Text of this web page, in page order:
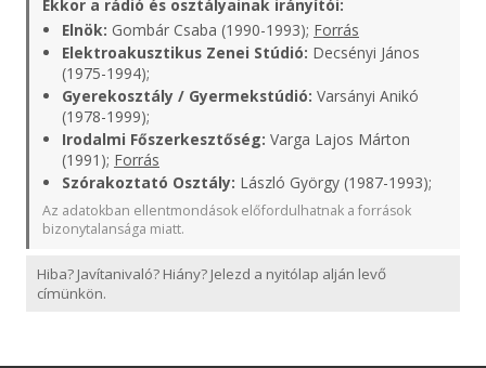
Ekkor a rádió és osztályainak irányítói:
Elnök: Gombár Csaba (1990-1993); Forrás
Elektroakusztikus Zenei Stúdió: Decsényi János
(1975-1994);
Gyerekosztály / Gyermekstúdió: Varsányi Anikó
(1978-1999);
Irodalmi Főszerkesztőség: Varga Lajos Márton
(1991); Forrás
Szórakoztató Osztály: László György (1987-1993);
Az adatokban ellentmondások előfordulhatnak a források
bizonytalansága miatt.
Hiba? Javítanivaló? Hiány? Jelezd a nyitólap alján levő
címünkön.